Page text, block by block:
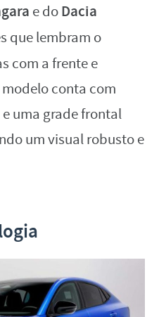
e doDacia
que lembram o
com a frente e
conta com
uma grade frontal
um visual robusto e